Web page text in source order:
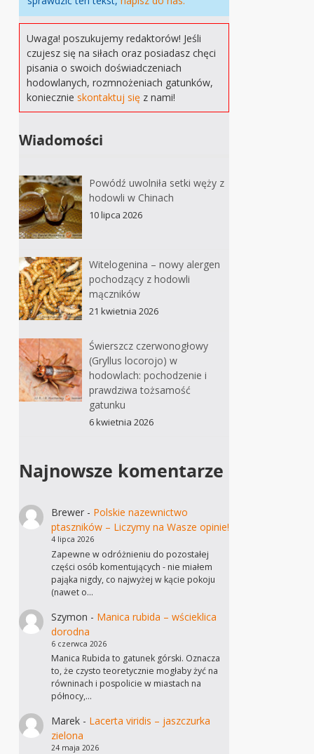
Uwaga! poszukujemy redaktorów! Jeśli
czujesz się na siłach oraz posiadasz chęci
pisania o swoich doświadczeniach
hodowlanych, rozmnożeniach gatunków,
koniecznieskontaktuj się z nami!
Wiadomości
Powódź uwolniła setki węży z
hodowli w Chinach
10 lipca 2026
Witelogenina – nowy alergen
pochodzący z hodowli
mączników
21 kwietnia 2026
Świerszcz czerwonogłowy
(Gryllus locorojo) w
hodowlach: pochodzenie i
prawdziwa tożsamość
gatunku
6 kwietnia 2026
Najnowsze komentarze
Brewer- Polskie nazewnictwo
ptaszników – Liczymy na Wasze opinie!
4 lipca 2026
Zapewne w odróżnieniu do pozostałej
części osób komentujących - nie miałem
pająka nigdy, co najwyżej w kącie pokoju
(nawet o…
Szymon - Manica rubida – wścieklica
dorodna
6 czerwca 2026
Manica Rubida to gatunek górski. Oznacza
to, że czysto teoretycznie mogłaby żyć na
równinach i pospolicie w miastach na
północy,…
Marek- Lacerta viridis – jaszczurka
zielona
24 maja 2026